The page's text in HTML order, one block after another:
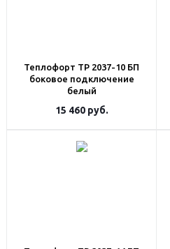
Теплофорт ТР 2037-10 БП
боковое подключение
белый
15 460руб.